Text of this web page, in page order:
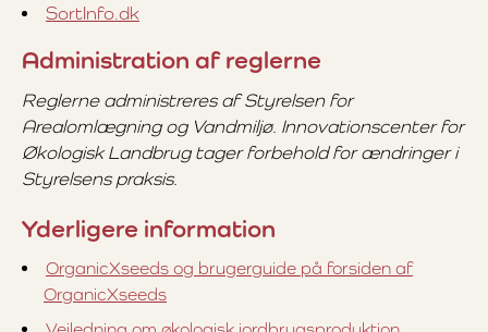
SortInfo.dk
Administration af reglerne
Reglerne administreres af Styrelsen for
Arealomlægning og Vandmiljø. Innovationscenter for
Økologisk Landbrug tager forbehold for ændringer i
Styrelsens praksis.
Yderligere information
OrganicXseeds og brugerguide på forsiden af
OrganicXseeds